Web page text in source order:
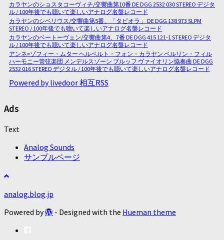
カラヤンのショスタコーヴィチ/交響曲第10番 DE DGG 2532 030 STEREO デジタ
ル / 100年後でも聴いて楽しいアナログ名盤レコード
カラヤンのシベリウス/交響曲第5番、「タピオラ」 DE DGG 138 973 SLPM
STEREO / 100年後でも聴いて楽しいアナログ名盤レコード
カラヤンのベートーヴェン/交響曲第4、7番 DE DGG 415 121-1 STEREO デジタ
ル / 100年後でも聴いて楽しいアナログ名盤レコード
アンネ=ゾフィー・ムター ヘルベルト・フォン・カラヤン ベルリン・フィル
ハーモニー管弦楽団 メンデルスゾーン ブルッフ ヴァイオリン協奏曲 DE DGG
2532 016 STEREO デジタル / 100年後でも聴いて楽しいアナログ名盤レコード
Powered by livedoor 相互RSS
Ads
Text
Analog Sounds
サンプルページ
analog.blog.jp
Powered by
- Designed with the Hueman theme